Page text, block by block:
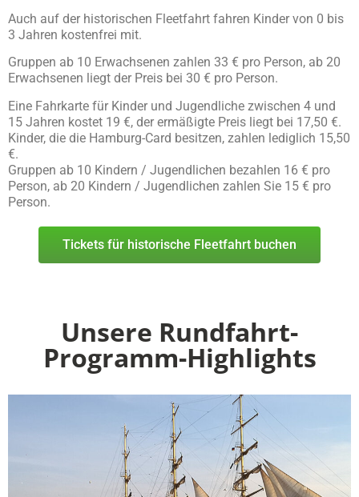
Auch auf der historischen Fleetfahrt fahren Kinder von 0 bis
3 Jahren kostenfrei mit.
Gruppen ab 10 Erwachsenen zahlen 33 € pro Person, ab 20
Erwachsenen liegt der Preis bei 30 € pro Person.
Eine Fahrkarte für Kinder und Jugendliche zwischen 4 und
15 Jahren kostet 19 €, der ermäßigte Preis liegt bei 17,50 €.
Kinder, die die Hamburg-Card besitzen, zahlen lediglich 15,50
€.
Gruppen ab 10 Kindern / Jugendlichen bezahlen 16 € pro
Person, ab 20 Kindern / Jugendlichen zahlen Sie 15 € pro
Person.
Tickets für historische Fleetfahrt buchen
Unsere Rundfahrt-
Programm-Highlights